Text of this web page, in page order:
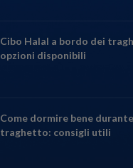
Cibo Halal a bordo dei
opzioni disponibili
Come dormire bene
traghetto: consigli utili